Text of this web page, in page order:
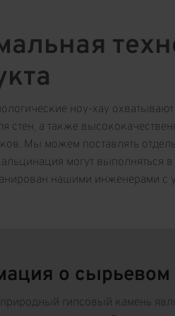
ноу-хау
стен, а также
Мы можем поставлять
могут выполняться
нашими инженерами с
о сырьевом
гипсовый камень